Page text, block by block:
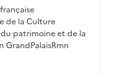
de la Culture
patrimoine et de la